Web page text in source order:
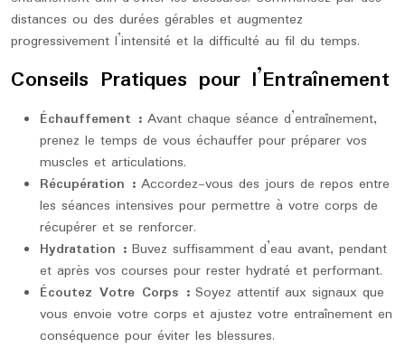
distances ou des durées gérables et augmentez
progressivement l’intensité et la difficulté au fil du temps.
Conseils Pratiques pour l’Entraînement
Échauffement : Avant chaque séance d’entraînement,
prenez le temps de vous échauffer pour préparer vos
muscles et articulations.
Récupération : Accordez-vous des jours de repos entre
les séances intensives pour permettre à votre corps de
récupérer et se renforcer.
Hydratation : Buvez suffisamment d’eau avant, pendant
et après vos courses pour rester hydraté et performant.
Écoutez Votre Corps : Soyez attentif aux signaux que
vous envoie votre corps et ajustez votre entraînement en
conséquence pour éviter les blessures.